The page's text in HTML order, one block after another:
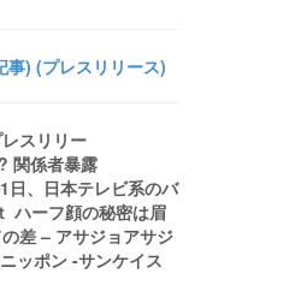
事) (プレスリリース)
スリリー
関係者暴露
日、日本テレビ系のバ
ハーフ顔の秘密は眉
差 – アサジョアサジ
ッポン -サンケイス